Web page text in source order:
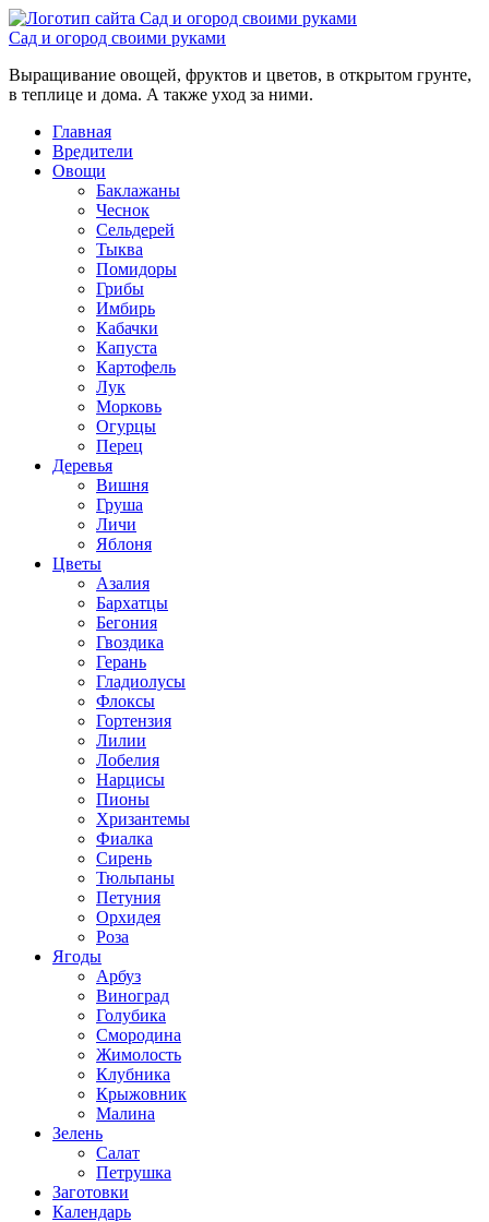
Сад и огород своими руками
Выращивание овощей, фруктов и цветов, в открытом грунте,
в теплице и дома. А также уход за ними.
Главная
Вредители
Овощи
Баклажаны
Чеснок
Сельдерей
Тыква
Помидоры
Грибы
Имбирь
Кабачки
Капуста
Картофель
Лук
Морковь
Огурцы
Перец
Деревья
Вишня
Груша
Личи
Яблоня
Цветы
Азалия
Бархатцы
Бегония
Гвоздика
Герань
Гладиолусы
Флоксы
Гортензия
Лилии
Лобелия
Нарцисы
Пионы
Хризантемы
Фиалка
Сирень
Тюльпаны
Петуния
Орхидея
Роза
Ягоды
Арбуз
Виноград
Голубика
Смородина
Жимолость
Клубника
Крыжовник
Малина
Зелень
Салат
Петрушка
Заготовки
Календарь